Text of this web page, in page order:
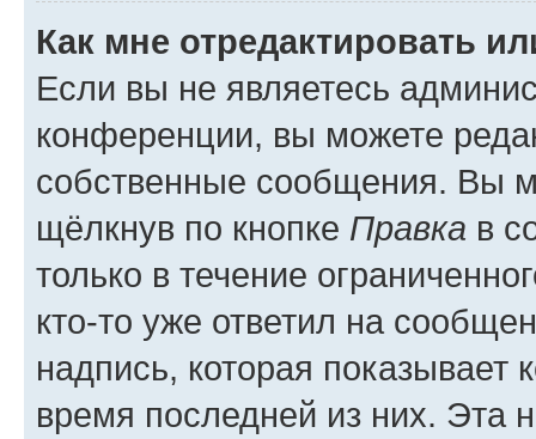
Как мне отредактировать
Если вы не являетесь
конференции, вы можете
собственные сообщения. Вы
щёлкнув по кнопке Правка в
только в течение
кто-то уже ответил на
надпись, которая показывает
время последней из них. Эта